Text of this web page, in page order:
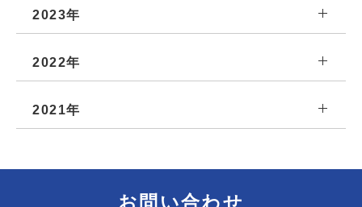
2023年
2022年
2021年
お問い合わせ